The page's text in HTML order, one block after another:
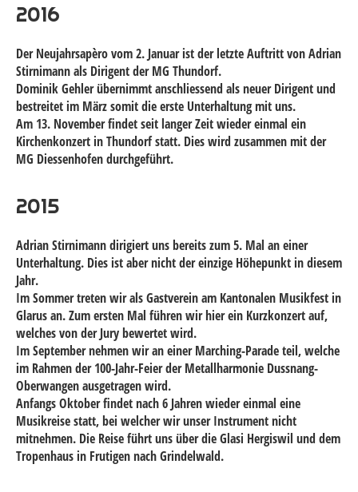
2016
Der Neujahrsapèro vom 2. Januar ist der letzte Auftritt von Adrian
Stirnimann als Dirigent der MG Thundorf.
Dominik Gehler übernimmt anschliessend als neuer Dirigent und
bestreitet im März somit die erste Unterhaltung mit uns.
Am 13. November findet seit langer Zeit wieder einmal ein
Kirchenkonzert in Thundorf statt. Dies wird zusammen mit der
MG Diessenhofen durchgeführt.
2015
Adrian Stirnimann dirigiert uns bereits zum 5. Mal an einer
Unterhaltung. Dies ist aber nicht der einzige Höhepunkt in diesem
Jahr.
Im Sommer treten wir als Gastverein am Kantonalen Musikfest in
Glarus an. Zum ersten Mal führen wir hier ein Kurzkonzert auf,
welches von der Jury bewertet wird.
Im September nehmen wir an einer Marching-Parade teil, welche
im Rahmen der 100-Jahr-Feier der Metallharmonie Dussnang-
Oberwangen ausgetragen wird.
Anfangs Oktober findet nach 6 Jahren wieder einmal eine
Musikreise statt, bei welcher wir unser Instrument nicht
mitnehmen. Die Reise führt uns über die Glasi Hergiswil und dem
Tropenhaus in Frutigen nach Grindelwald.